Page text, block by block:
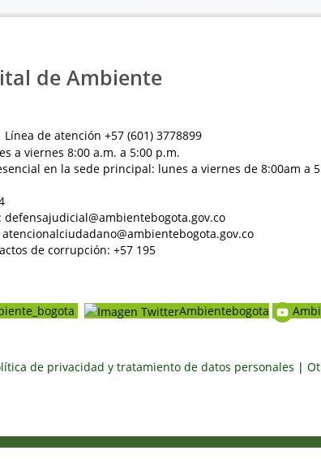
de Ambiente
de atención +57 (601) 3778899
a viernes 8:00 a.m. a 5:00 p.m.
en la sede principal: lunes a viernes de 8:00am a
de corrupción: +57 195
Ambientebogota
de privacidad y tratamiento de datos personales |